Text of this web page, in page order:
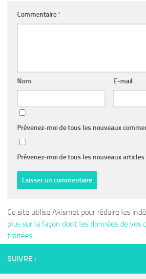
Commentaire*
Nom E-mail
Prévenez-moi de tous les nouveaux
Prévenez-moi de tous les nouveaux
Ce site utilise Akismet pour réduire les
plus sur la façon dont les données de vos
traitées.
SUIVRE :